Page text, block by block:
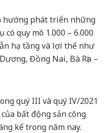
hướng phát triển những
có quy mô 1.000 – 6.000
hạ tầng và lợi thế như
Đồng Nai, Bà Rịa –
quý III và quý IV/2021
bất động sản công
kể trong năm nay.